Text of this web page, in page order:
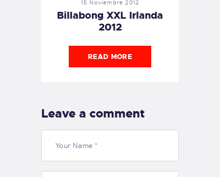
15 Noviembre 2012
Billabong XXL Irlanda
2012
READ MORE
Leave a comment